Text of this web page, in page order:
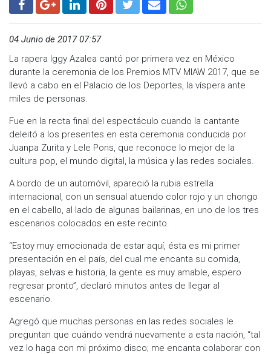
04 Junio de 2017 07:57
La rapera Iggy Azalea cantó por primera vez en México
durante la ceremonia de los Premios MTV MIAW 2017, que se
llevó a cabo en el Palacio de los Deportes, la víspera ante
miles de personas.
Fue en la recta final del espectáculo cuando la cantante
deleitó a los presentes en esta ceremonia conducida por
Juanpa Zurita y Lele Pons, que reconoce lo mejor de la
cultura pop, el mundo digital, la música y las redes sociales.
A bordo de un automóvil, apareció la rubia estrella
internacional, con un sensual atuendo color rojo y un chongo
en el cabello, al lado de algunas bailarinas, en uno de los tres
escenarios colocados en este recinto.
“Estoy muy emocionada de estar aquí, ésta es mi primer
presentación en el país, del cual me encanta su comida,
playas, selvas e historia, la gente es muy amable, espero
regresar pronto”, declaró minutos antes de llegar al
escenario.
Agregó que muchas personas en las redes sociales le
preguntan que cuándo vendrá nuevamente a esta nación, “tal
vez lo haga con mi próximo disco; me encanta colaborar con